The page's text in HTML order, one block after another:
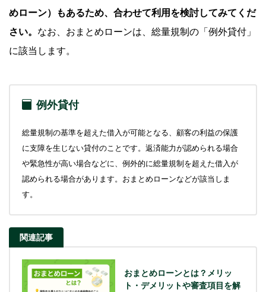
めローン）もあるため、合わせて利用を検討してみてくだ
さい。 なお、おまとめローンは、総量規制の「例外貸付」
に該当します。
例外貸付
総量規制の基準を超えた借入が可能となる、顧客の利益の保護
に支障を生じない貸付のことです。返済能力が認められる場合
や緊急性が高い場合などに、例外的に総量規制を超えた借入が
認められる場合があります。おまとめローンなどが該当しま
す。
関連記事
おまとめローンとは？メリッ
ト・デメリットや審査項目を解